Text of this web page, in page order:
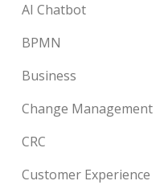
AI Chatbot
BPMN
Business
Change Management
CRC
Customer Experience